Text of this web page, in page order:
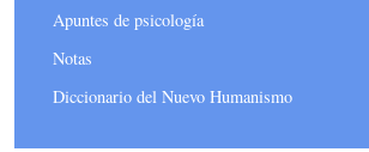
Apuntes de psicología
Notas
Diccionario del Nuevo Humanismo